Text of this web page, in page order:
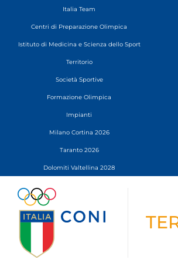
Italia Team
Centri di Preparazione Olimpica
Istituto di Medicina e Scienza dello Sport
Territorio
Società Sportive
Formazione Olimpica
Impianti
Milano Cortina 2026
Taranto 2026
Dolomiti Valtellina 2028